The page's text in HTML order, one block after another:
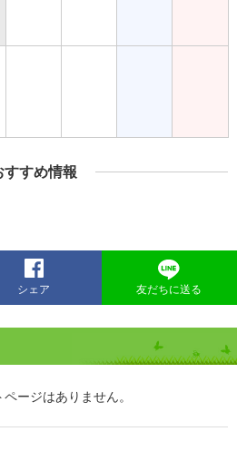
すすめ情報
シェア 友だちに送る
ージはありません。